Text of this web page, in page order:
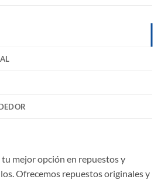
tu mejor opción en repuestos y
Ofrecemos repuestos originales y